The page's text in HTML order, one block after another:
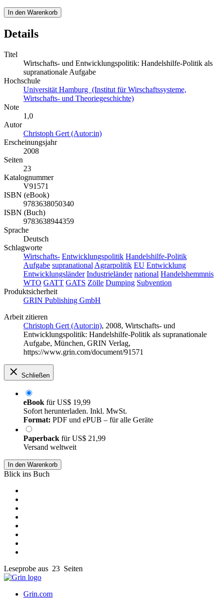
In den Warenkorb
Details
Titel
Wirtschafts- und Entwicklungspolitik: Handelshilfe-Politik als
supranationale Aufgabe
Hochschule
Universität Hamburg (Institut für Wirschaftssysteme,
Wirtschafts- und Theoriegeschichte)
Note
1,0
Autor
Christoph Gert (Autor:in)
Erscheinungsjahr
2008
Seiten
23
Katalognummer
V91571
ISBN (eBook)
9783638050340
ISBN (Buch)
9783638944359
Sprache
Deutsch
Schlagworte
Wirtschafts- Entwicklungspolitik Handelshilfe-Politik
Aufgabe supranational Agrarpolitik EU Entwicklung
Entwicklungsländer Industrieländer national Handelshemmnis
WTO GATT GATS Zölle Dumping Subvention
Produktsicherheit
GRIN Publishing GmbH
Arbeit zitieren
Christoph Gert (Autor:in), 2008, Wirtschafts- und
Entwicklungspolitik: Handelshilfe-Politik als supranationale
Aufgabe, München, GRIN Verlag,
https://www.grin.com/document/91571
Schließen
eBook fürUS$ 19,99
Sofort herunterladen. Inkl. MwSt.
Format: PDF und ePUB – für alle Geräte
Paperback fürUS$ 21,99
Versand weltweit
In den Warenkorb
Blick ins Buch
Leseprobe aus 23 Seiten
Grin.com